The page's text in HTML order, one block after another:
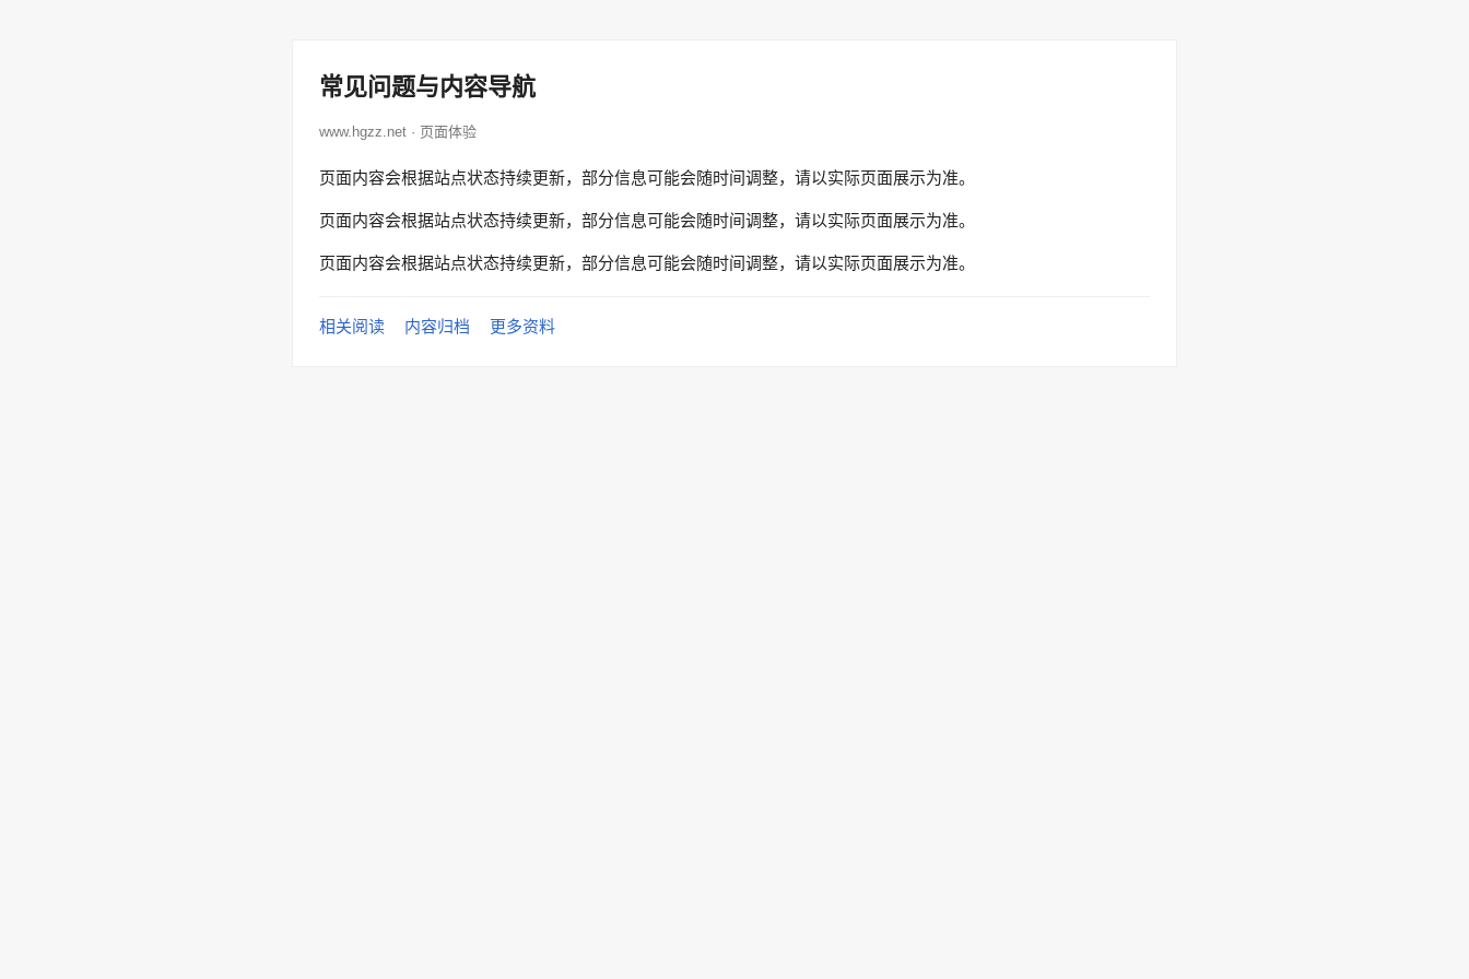
常见问题与内容导航
www.hgzz.net · 页面体验
页面内容会根据站点状态持续更新，部分信息可能会随时间调整，请以实际页面展示为准。
页面内容会根据站点状态持续更新，部分信息可能会随时间调整，请以实际页面展示为准。
页面内容会根据站点状态持续更新，部分信息可能会随时间调整，请以实际页面展示为准。
相关阅读 内容归档 更多资料